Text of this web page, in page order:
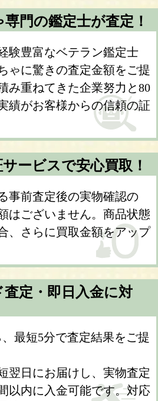
門の鑑定士が査定！
験豊富なベテラン鑑定士
ゃに驚きの査定金額をご提
み重ねてきた企業努力と80
績がお客様からの信頼の証
ービスで安心買取！
事前査定後の実物確認の
はございません。商品状態
、さらに買取金額をアップ
査定・即日入金に対
最短5分で査定結果をご提
翌日にお届けし、実物査定
以内に入金可能です。対応